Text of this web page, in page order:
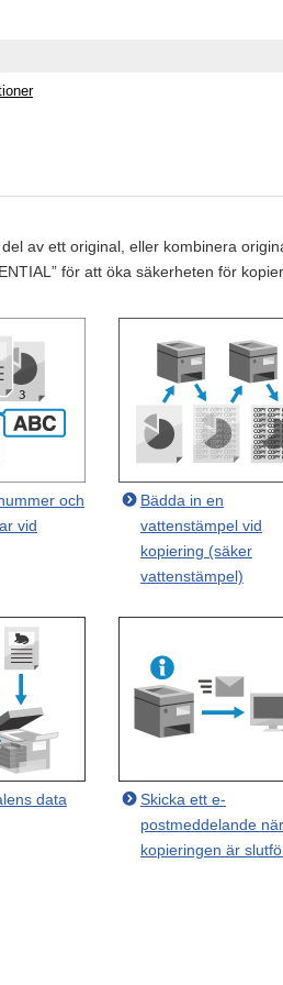
av ett original, eller kombinera
för att öka säkerheten för
och
vid
Bädda in en
vattenstämpel vid
kopiering (säker
vattenstämpel)
data
Skicka ett e-
postmeddelande när
kopieringen är